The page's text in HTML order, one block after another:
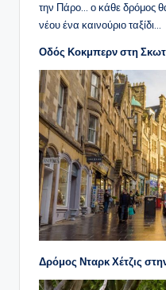
την Πάρο… ο κάθε δρόμος
νέου ένα καινούριο ταξίδι…
Οδός Κοκμπερν στη
Δρόμος Νταρκ Χέτζις